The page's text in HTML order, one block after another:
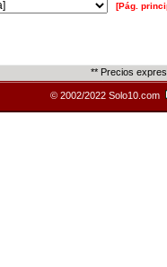
[Pág.
** Precios
© 2002/2022 Solo10.com